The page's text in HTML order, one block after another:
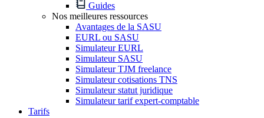
Guides
Nos meilleures ressources
Avantages de la SASU
EURL ou SASU
Simulateur EURL
Simulateur SASU
Simulateur TJM freelance
Simulateur cotisations TNS
Simulateur statut juridique
Simulateur tarif expert-comptable
Tarifs